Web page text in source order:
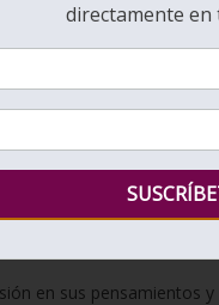
, entonces eran más
su nombre era lo
Balak tiene ‘Bal’ en
Las letras restantes de
‘profundidad’.
en sus pensamientos
directamente en